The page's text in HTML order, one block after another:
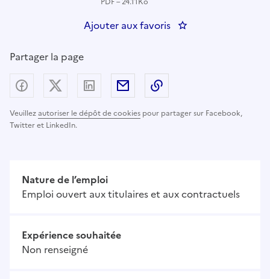
Ajouter aux favoris : Cheffe-chef
Partager la page
Veuillezautoriser le dépôt de cookies pour partager sur Facebook,
Twitter et LinkedIn.
Partager sur Facebook
Partager sur X (anciennement Twitter) -
Partager sur LinkedIn
Partager par email
Nature de l’emploi
Emploi ouvert aux titulaires et aux contractuels
Expérience souhaitée
Non renseigné